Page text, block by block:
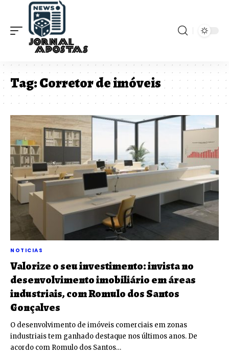
Tag:Corretor de imóveis
NOTICIAS
Valorize o seu investimento: invista no
desenvolvimento imobiliário em áreas
industriais, com Romulo dos Santos
Gonçalves
O desenvolvimento de imóveis comerciais em zonas
industriais tem ganhado destaque nos últimos anos. De
acordo com Romulo dos Santos…